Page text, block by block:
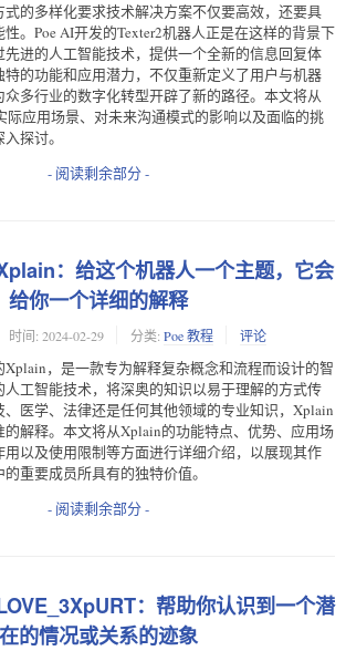
的多样化要求技术解决方案不仅要高效，还要具
。Poe AI开发的Texter2机器人正是在这样的背景下
进的人工智能技术，提供一个全新的信息回复体
的功能和应用潜力，不仅重新定义了用户与机器
多行业的数字化转型开辟了新的路径。本文将从
际应用场景、对未来沟通模式的影响以及面临的挑
探讨。
- 阅读剩余部分 -
：给这个机器人一个主题，它会
给你一个详细的解释
时间: 2024-02-29 分类: Poe 教程 评论
Xplain，是一款专为解释复杂概念和流程而设计的智
工智能技术，将深奥的知识以易于理解的方式传
医学、法律还是任何其他领域的专业知识，Xplain
解释。本文将从Xplain的功能特点、优势、应用场
以及使用限制等方面进行详细介绍，以展现其作
重要成员所具有的独特价值。
- 阅读剩余部分 -
：帮助你认识到一个潜
在的情况或关系的迹象